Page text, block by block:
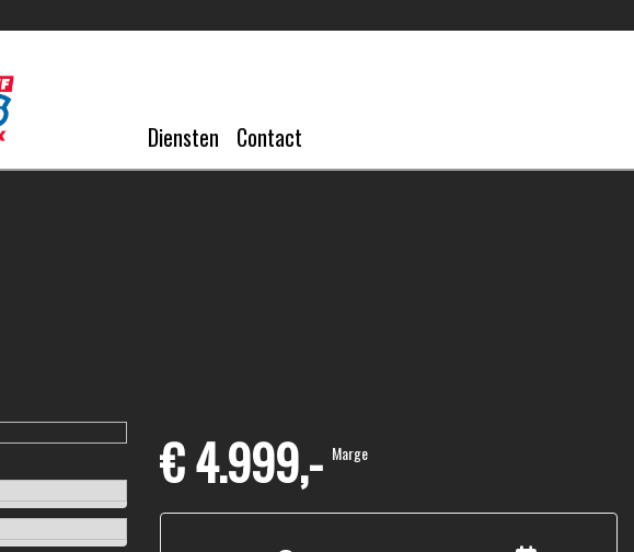
Diensten Contact
€ 4.999,- Marge